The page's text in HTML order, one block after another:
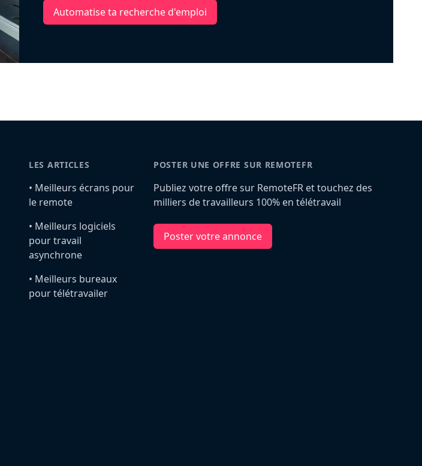
Automatise ta recherche d'emploi
LES ARTICLES
•️ Meilleurs écrans pour
le remote
•️ Meilleurs logiciels
pour travail
asynchrone
•️ Meilleurs bureaux
pour télétravailer
POSTER UNE OFFRE SUR REMOTEFR
Publiez votre offre sur RemoteFR et touchez des
milliers de travailleurs 100% en télétravail
Poster votre annonce